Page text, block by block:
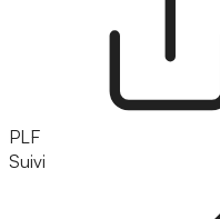
PLF
Suivi